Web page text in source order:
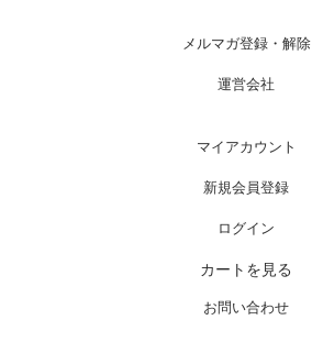
メルマガ登録・解除
運営会社
マイアカウント
新規会員登録
ログイン
カートを見る
お問い合わせ